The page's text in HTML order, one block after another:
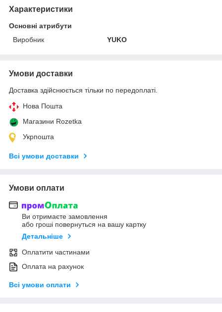
Характеристики
Основні атрибути
Виробник
YUKO
Умови доставки
Доставка здійснюється тільки по передоплаті.
Нова Пошта
Магазини Rozetka
Укрпошта
Всі умови доставки
Умови оплати
Ви отримаєте замовлення
або гроші повернуться на вашу картку
Детальніше
Оплатити частинами
Оплата на рахунок
Всі умови оплати